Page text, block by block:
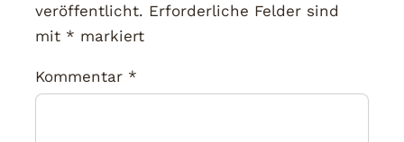
veröffentlicht. Erforderliche Felder sind
mit * markiert
Kommentar *